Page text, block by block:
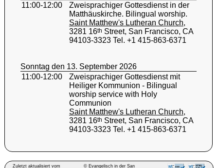
11:00-12:00
Zweisprachiger Gottesdienst in der
Matthäuskirche. Bilingual worship.
Saint Matthew's Lutheran Church,
3281 16th Street, San Francisco, CA
94103-3323 Tel. +1 415-863-6371
Sonntag den 13. September 2026
11:00-12:00
Zweisprachiger Gottesdienst mit
Heiliger Kommunion - Bilingual
worship service with Holy
Communion
Saint Matthew's Lutheran Church,
3281 16th Street, San Francisco, CA
94103-3323 Tel. +1 415-863-6371
© Evangelisch in der San
Zuletzt aktualisiert vom